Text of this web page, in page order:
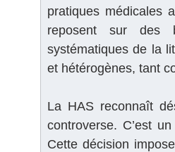
pratiques médicales
reposent sur des
systématiques de la
et hétérogènes, tant
La HAS reconnaît
controverse. C’est
Cette décision